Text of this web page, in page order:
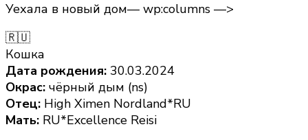
Уехала в новый дом— wp:columns —>
🇷🇺
Кошка
Дата рождения: 30.03.2024
Окрас: чёрный дым (ns)
Отец: High Ximen Nordland*RU
Мать: RU*Excellence Reisi